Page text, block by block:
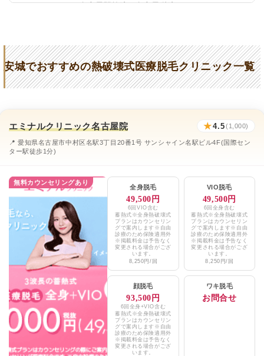
リゼクリニック名古屋駅前院、名古屋栄院 ★4.5 / 5（91件）
ますだ皮ふクリニック ★2.9 / 5（42件）
咲くらクリニック ★2.9 / 5（172件）
今本町皮膚科 ★3.5 / 5（40件）
あいちビューティークリニック ★3.2 / 5（17件）
知立南クリニック ★3.7 / 5（46件）
エミナルクリニックメンズ名古屋院 ★3.3 / 5（128件）
レジーナクリニックオム名古屋院 ★4.7 / 5（439件）
湘南美容クリニック豊橋院 ★4.8 / 5（1,959件）
ゴリラクリニック名古屋駅前院 ★3.5 / 5（122件）
ますだ皮ふクリニック ★2.9 / 5（42件）
咲くらクリニック
あいちビューティークリニック
安城でおすすめの熱破壊式医療脱毛クリニック一覧
エミナルクリニック名古屋院 ★4.5(1,000)
📍 愛知県名古屋市中村区名駅3丁目20番1号 サンシャイン名駅ビル4F(国際セン
ター駅徒歩1分)
無料カウンセリングあり
全身脱毛
49,500円
6回VIO含む
蓄熱式※全身熱破壊式
プランはカウンセリン
グで案内します※自由
診療のため保険適用外
※掲載料金は予告なく
変更される場合がござ
います。
8,250円/回
VIO脱毛
49,500円
6回全身含む
蓄熱式※全身熱破壊式
プランはカウンセリン
グで案内します※自由
診療のため保険適用外
※掲載料金は予告なく
変更される場合がござ
います。
8,250円/回
顔脱毛
93,500円
6回全身+VIO含む
蓄熱式※全身熱破壊式
プランはカウンセリン
グで案内します※自由
診療のため保険適用外
※掲載料金は予告なく
変更される場合がござ
います。
ワキ脱毛
お問合せ